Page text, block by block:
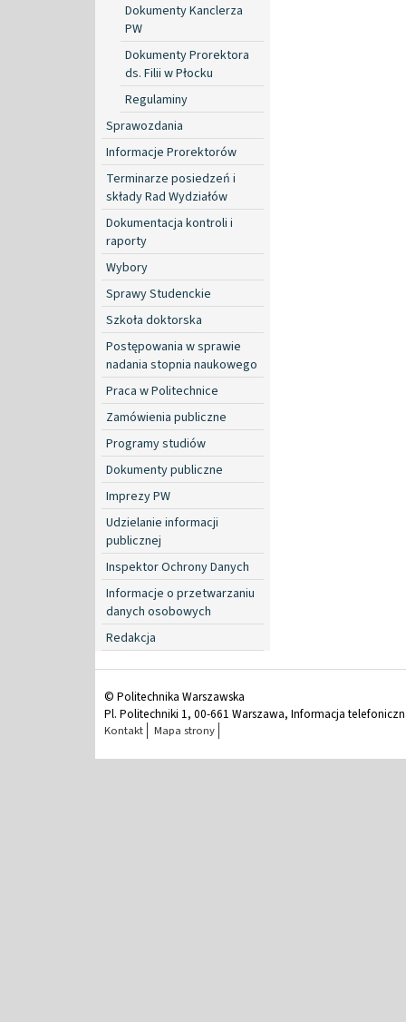
Dokumenty Kanclerza
PW
Dokumenty Prorektora
ds. Filii w Płocku
Regulaminy
Sprawozdania
Informacje Prorektorów
Terminarze posiedzeń i
składy Rad Wydziałów
Dokumentacja kontroli i
raporty
Wybory
Sprawy Studenckie
Szkoła doktorska
Postępowania w sprawie
nadania stopnia naukowego
Praca w Politechnice
Zamówienia publiczne
Programy studiów
Dokumenty publiczne
Imprezy PW
Udzielanie informacji
publicznej
Inspektor Ochrony Danych
Informacje o przetwarzaniu
danych osobowych
Redakcja
© Politechnika Warszawska
Pl. Politechniki 1, 00-661 Warszawa, Informacja
Kontakt Mapa strony